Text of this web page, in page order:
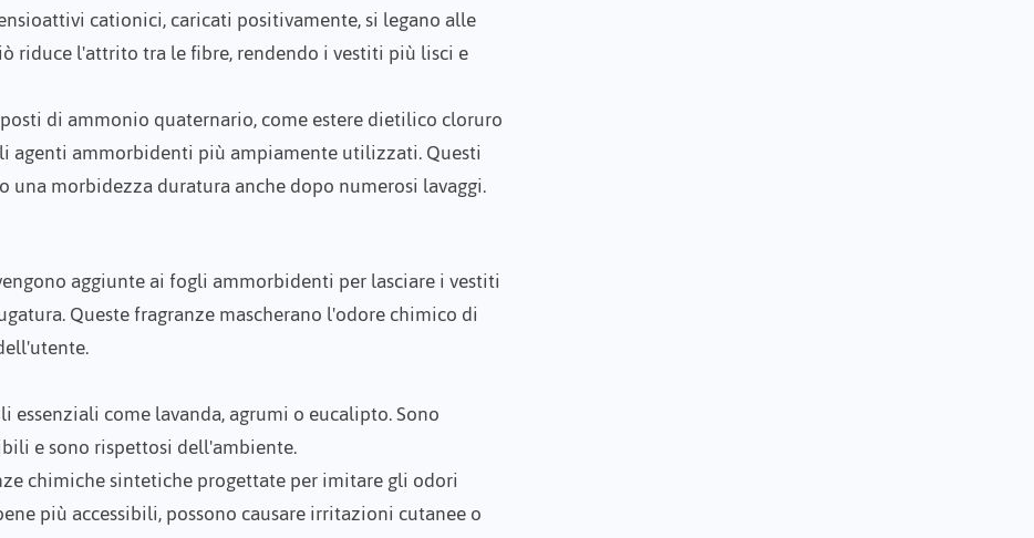
cationici, caricati positivamente, si legano alle
riduce l'attrito tra le fibre, rendendo i vestiti più lisci e
di ammonio quaternario, comeestere dietilico cloruro
agenti ammorbidenti più ampiamente utilizzati. Questi
morbidezza duratura anche dopo numerosi lavaggi.
aggiunte ai fogli ammorbidenti per lasciare i vestiti
Queste fragranze mascherano l'odore chimico di
essenziali come lavanda, agrumi o eucalipto. Sono
e sono rispettosi dell'ambiente.
chimiche sintetiche progettate per imitare gli odori
più accessibili, possono causare irritazioni cutanee o